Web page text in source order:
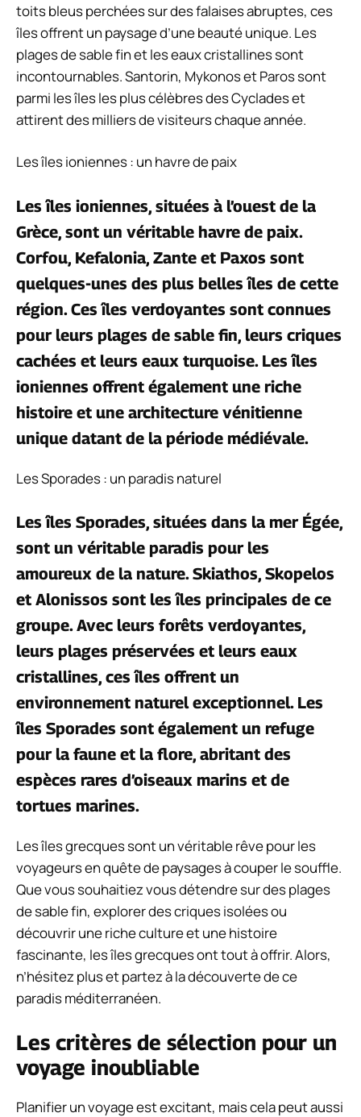
toits bleus perchées sur des falaises abruptes, ces
îles offrent un paysage d’une beauté unique. Les
plages de sable fin et les eaux cristallines sont
incontournables. Santorin, Mykonos et Paros sont
parmi les îles les plus célèbres des Cyclades et
attirent des milliers de visiteurs chaque année.
Les îles ioniennes : un havre de paix
Les îles ioniennes, situées à l’ouest de la
Grèce, sont un véritable havre de paix.
Corfou, Kefalonia, Zante et Paxos sont
quelques-unes des plus belles îles de cette
région. Ces îles verdoyantes sont connues
pour leurs plages de sable fin, leurs criques
cachées et leurs eaux turquoise. Les îles
ioniennes offrent également une riche
histoire et une architecture vénitienne
unique datant de la période médiévale.
Les Sporades : un paradis naturel
Les îles Sporades, situées dans la mer Égée,
sont un véritable paradis pour les
amoureux de la nature. Skiathos, Skopelos
et Alonissos sont les îles principales de ce
groupe. Avec leurs forêts verdoyantes,
leurs plages préservées et leurs eaux
cristallines, ces îles offrent un
environnement naturel exceptionnel. Les
îles Sporades sont également un refuge
pour la faune et la flore, abritant des
espèces rares d’oiseaux marins et de
tortues marines.
Les îles grecques sont un véritable rêve pour les
voyageurs en quête de paysages à couper le souffle.
Que vous souhaitiez vous détendre sur des plages
de sable fin, explorer des criques isolées ou
découvrir une riche culture et une histoire
fascinante, les îles grecques ont tout à offrir. Alors,
n’hésitez plus et partez à la découverte de ce
paradis méditerranéen.
Les critères de sélection pour un
voyage inoubliable
Planifier un voyage est excitant, mais cela peut aussi